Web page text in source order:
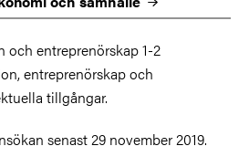
entreprenörskap 1-2
entreprenörskap och
tillgångar.
senast 29 november 2019.